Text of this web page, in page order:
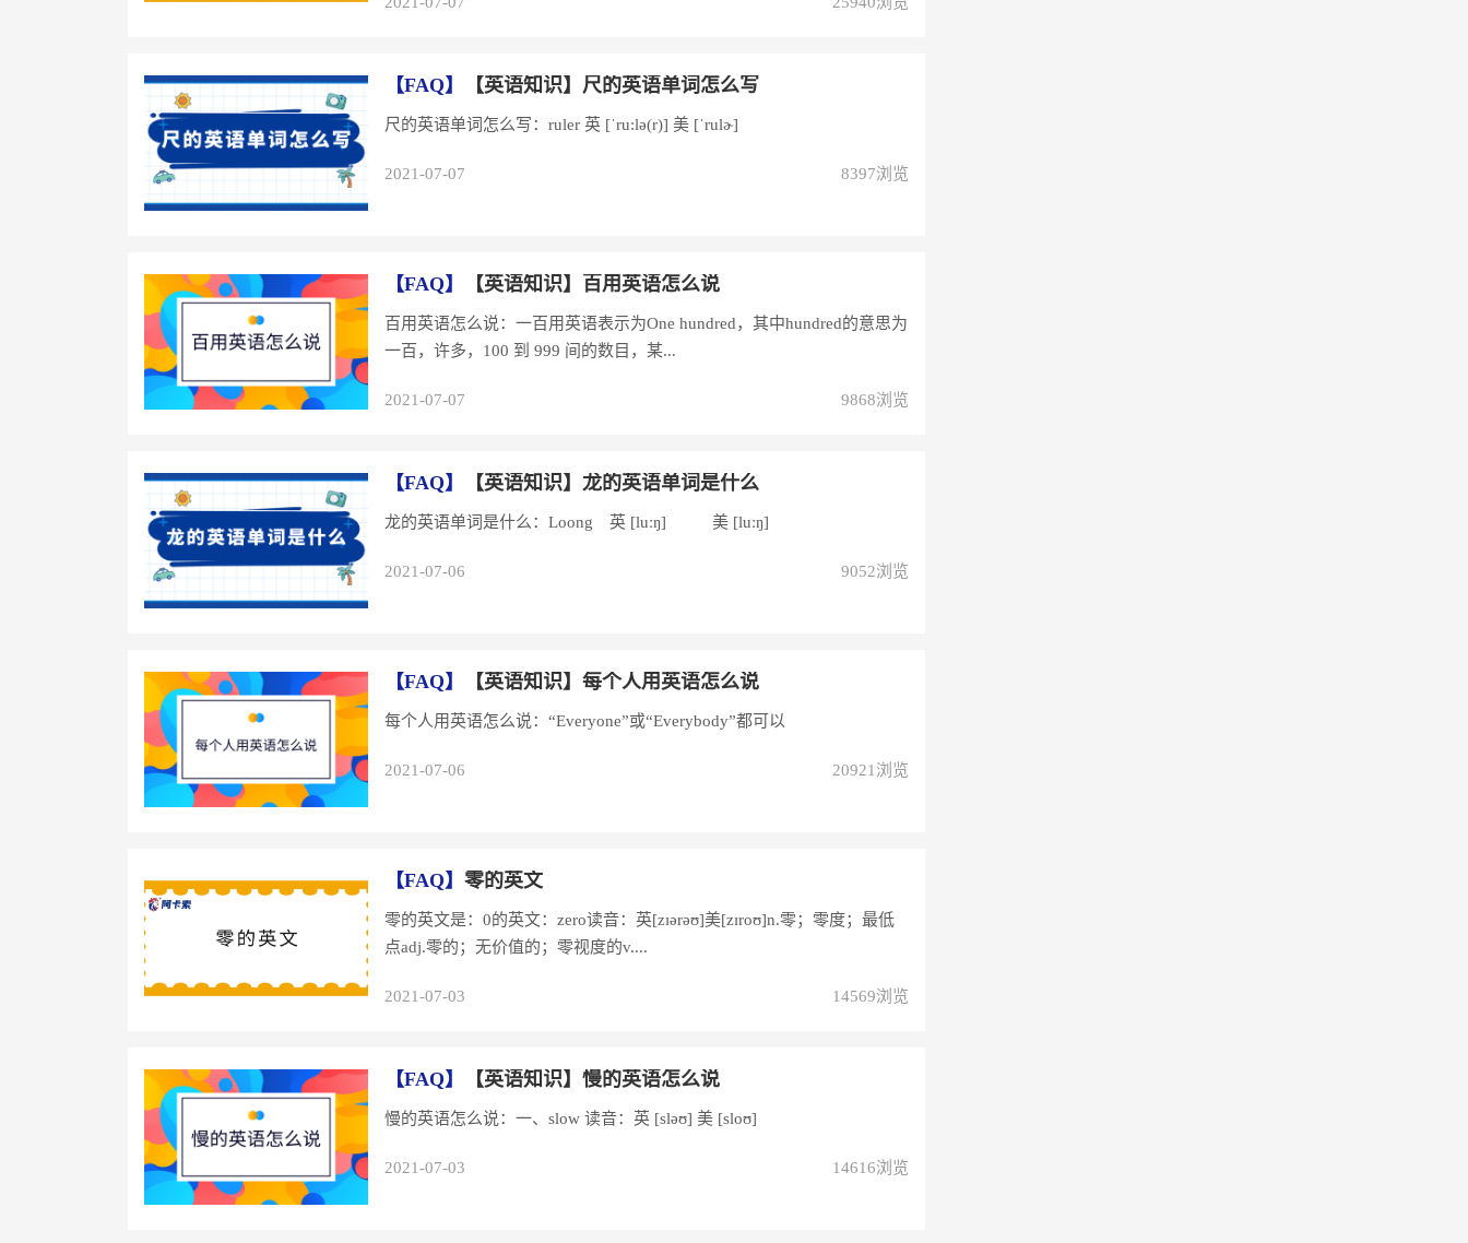
【FAQ】 【英语知识】尺的英语单词怎么写
尺的英语单词怎么写：ruler 英 [ˈru:lə(r)] 美 [ˈrulɚ]
2021-07-07 8397浏览
【FAQ】 【英语知识】百用英语怎么说
百用英语怎么说：一百用英语表示为One hundred，其中hundred的意思为
一百，许多，100 到 999 间的数目，某...
2021-07-07 9868浏览
【FAQ】 【英语知识】龙的英语单词是什么
龙的英语单词是什么：Loong 英 [luːŋ] 美 [luːŋ]
2021-07-06 9052浏览
【FAQ】 【英语知识】每个人用英语怎么说
每个人用英语怎么说：“Everyone”或“Everybody”都可以
2021-07-06 20921浏览
【FAQ】 零的英文
零的英文是：0的英文：zero读音：英[zɪərəʊ]美[zɪroʊ]n.零；零度；最低
点adj.零的；无价值的；零视度的v....
2021-07-03 14569浏览
【FAQ】 【英语知识】慢的英语怎么说
慢的英语怎么说：一、slow 读音：英 [sləʊ] 美 [sloʊ]
2021-07-03 14616浏览